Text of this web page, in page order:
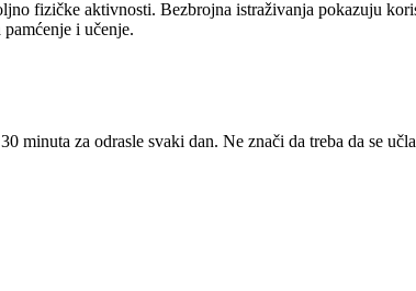
fizičke aktivnosti. Bezbrojna istraživanja pokazuju
i učenje.
minuta za odrasle svaki dan. Ne znači da treba da se